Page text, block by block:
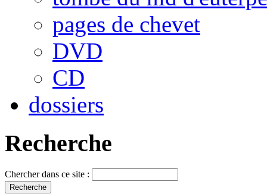
pages de chevet
DVD
CD
dossiers
Recherche
Chercher dans ce site :